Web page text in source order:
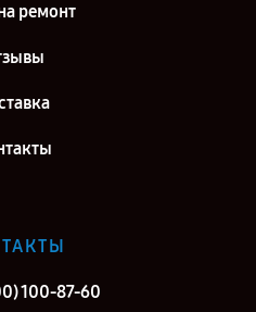
ремонт
100-87-60